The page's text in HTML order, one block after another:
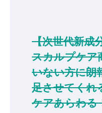
【次世代新成
スカルプケア
いない方に朗
足させてくれ
ケアあらわる